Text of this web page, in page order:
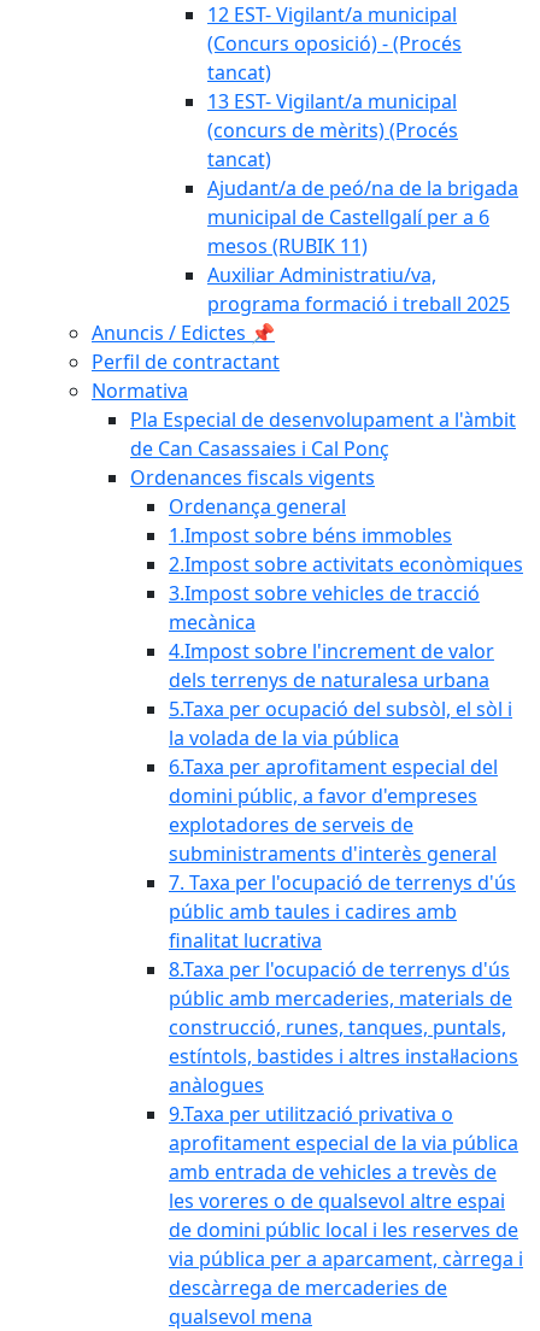
12 EST- Vigilant/a municipal
(Concurs oposició) - (Procés
tancat)
13 EST- Vigilant/a municipal
(concurs de mèrits) (Procés
tancat)
Ajudant/a de peó/na de la brigada
municipal de Castellgalí per a 6
mesos (RUBIK 11)
Auxiliar Administratiu/va,
programa formació i treball 2025
Anuncis / Edictes 📌
Perfil de contractant
Normativa
Pla Especial de desenvolupament a l'àmbit
de Can Casassaies i Cal Ponç
Ordenances fiscals vigents
Ordenança general
1.Impost sobre béns immobles
2.Impost sobre activitats econòmiques
3.Impost sobre vehicles de tracció
mecànica
4.Impost sobre l'increment de valor
dels terrenys de naturalesa urbana
5.Taxa per ocupació del subsòl, el sòl i
la volada de la via pública
6.Taxa per aprofitament especial del
domini públic, a favor d'empreses
explotadores de serveis de
subministraments d'interès general
7. Taxa per l'ocupació de terrenys d'ús
públic amb taules i cadires amb
finalitat lucrativa
8.Taxa per l'ocupació de terrenys d'ús
públic amb mercaderies, materials de
construcció, runes, tanques, puntals,
estíntols, bastides i altres instal·lacions
anàlogues
9.Taxa per utilització privativa o
aprofitament especial de la via pública
amb entrada de vehicles a trevès de
les voreres o de qualsevol altre espai
de domini públic local i les reserves de
via pública per a aparcament, càrrega i
descàrrega de mercaderies de
qualsevol mena